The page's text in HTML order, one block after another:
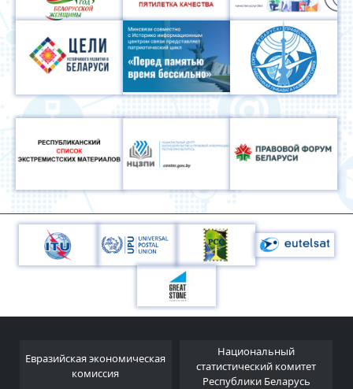
Евразийская экономическая
комиссия
Национальный
статистический комитет
Республики Беларусь